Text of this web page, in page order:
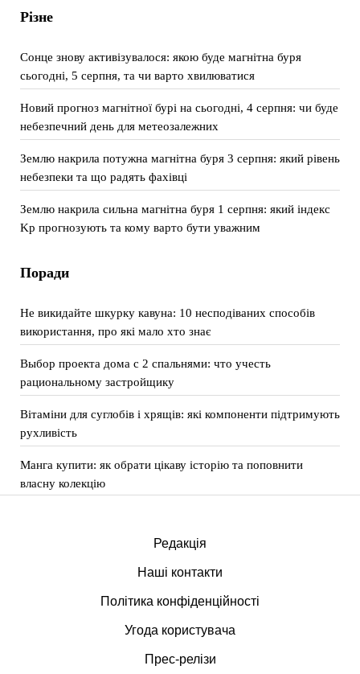
Різне
Сонце знову активізувалося: якою буде магнітна буря
сьогодні, 5 серпня, та чи варто хвилюватися
Новий прогноз магнітної бурі на сьогодні, 4 серпня: чи буде
небезпечний день для метеозалежних
Землю накрила потужна магнітна буря 3 серпня: який рівень
небезпеки та що радять фахівці
Землю накрила сильна магнітна буря 1 серпня: який індекс
Kp прогнозують та кому варто бути уважним
Поради
Не викидайте шкурку кавуна: 10 несподіваних способів
використання, про які мало хто знає
Выбор проекта дома с 2 спальнями: что учесть
рациональному застройщику
Вітаміни для суглобів і хрящів: які компоненти підтримують
рухливість
Манга купити: як обрати цікаву історію та поповнити
власну колекцію
Редакція
Наші контакти
Політика конфіденційності
Угода користувача
Прес-релізи